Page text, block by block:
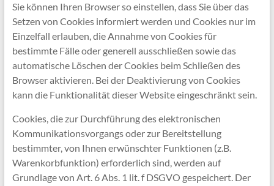
Sie können Ihren Browser so einstellen, dass Sie über das
Setzen von Cookies informiert werden und Cookies nur im
Einzelfall erlauben, die Annahme von Cookies für
bestimmte Fälle oder generell ausschließen sowie das
automatische Löschen der Cookies beim Schließen des
Browser aktivieren. Bei der Deaktivierung von Cookies
kann die Funktionalität dieser Website eingeschränkt sein.
Cookies, die zur Durchführung des elektronischen
Kommunikationsvorgangs oder zur Bereitstellung
bestimmter, von Ihnen erwünschter Funktionen (z.B.
Warenkorbfunktion) erforderlich sind, werden auf
Grundlage von Art. 6 Abs. 1 lit. f DSGVO gespeichert. Der